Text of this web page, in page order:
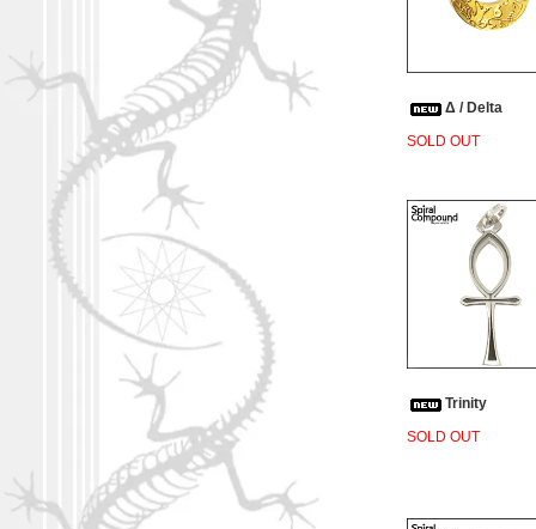
Δ / Delta
SOLD OUT
Trinity
SOLD OUT